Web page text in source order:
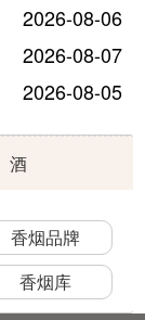
2026-08-06
2026-08-07
2026-08-05
酒
香烟品牌
香烟库